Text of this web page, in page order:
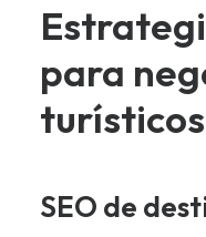
para
SEO de